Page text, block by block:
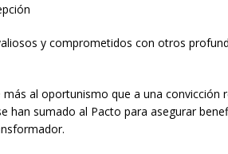
y comprometidos con otros
al oportunismo que a una convicción
han sumado al Pacto para asegurar